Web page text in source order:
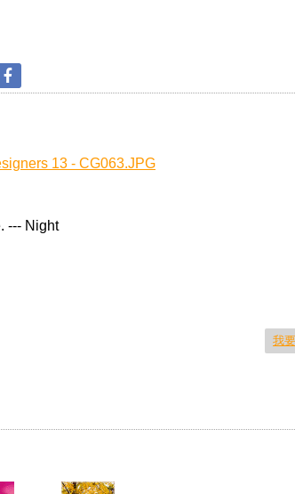
--- Night
我